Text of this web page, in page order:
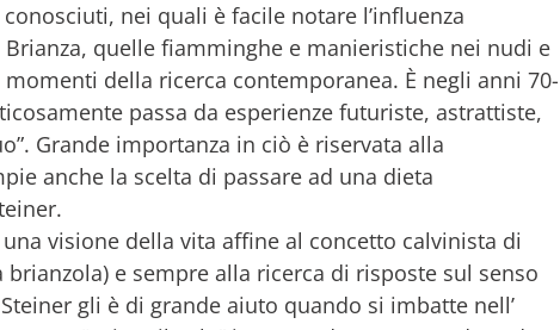
nei quali è facile notare l’influenza
quelle fiamminghe e manieristiche nei nudi e
della ricerca contemporanea. È negli anni 70-
passa da esperienze futuriste, astrattiste,
Grande importanza in ciò è riservata alla
anche la scelta di passare ad una dieta
visione della vita affine al concetto calvinista di
e sempre alla ricerca di risposte sul senso
gli è di grande aiuto quando si imbatte nell’